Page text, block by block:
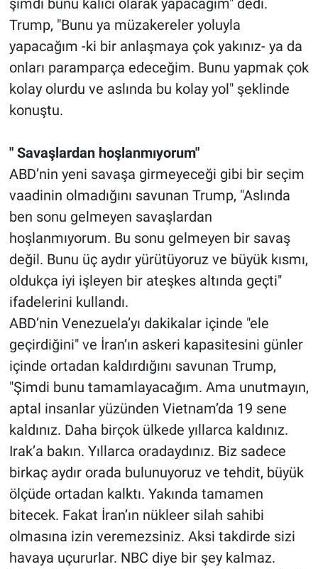
Trump, "Bunu ya müzakereler yoluyla
yapacağım -ki bir anlaşmaya çok yakınız- ya da
onları paramparça edeceğim. Bunu yapmak çok
kolay olurdu ve aslında bu kolay yol" şeklinde
konuştu.
" Savaşlardan hoşlanmıyorum"
ABD’nin yeni savaşa girmeyeceği gibi bir seçim
vaadinin olmadığını savunan Trump, "Aslında
ben sonu gelmeyen savaşlardan
hoşlanmıyorum. Bu sonu gelmeyen bir savaş
değil. Bunu üç aydır yürütüyoruz ve büyük kısmı,
oldukça iyi işleyen bir ateşkes altında geçti"
ifadelerini kullandı.
ABD’nin Venezuela’yı dakikalar içinde "ele
geçirdiğini" ve İran’ın askeri kapasitesini günler
içinde ortadan kaldırdığını savunan Trump,
"Şimdi bunu tamamlayacağım. Ama unutmayın,
aptal insanlar yüzünden Vietnam’da 19 sene
kaldınız. Daha birçok ülkede yıllarca kaldınız.
Irak’a bakın. Yıllarca oradaydınız. Biz sadece
birkaç aydır orada bulunuyoruz ve tehdit, büyük
ölçüde ortadan kalktı. Yakında tamamen
bitecek. Fakat İran’ın nükleer silah sahibi
olmasına izin veremezsiniz. Aksi takdirde sizi
havaya uçururlar. NBC diye bir şey kalmaz.